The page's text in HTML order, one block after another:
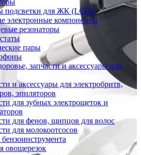
подсветки для ЖК (LCD)
электронные компоненты
резонаторы
пары
запчасти и аксессуары для
и аксессуары для электробритв,
эпиляторов
для зубных электрощеток и
для фенов, щипцов для волос
для молокоотсосов
овощерезок